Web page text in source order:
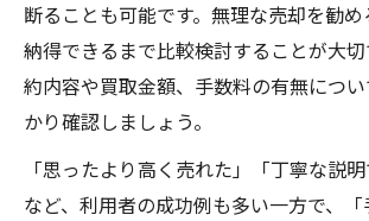
断ることも可能です。無理な売却を勧め
納得できるまで比較検討することが大
約内容や買取金額、手数料の有無につ
かり確認しましょう。
「思ったより高く売れた」「丁寧な説明
など、利用者の成功例も多い一方で、